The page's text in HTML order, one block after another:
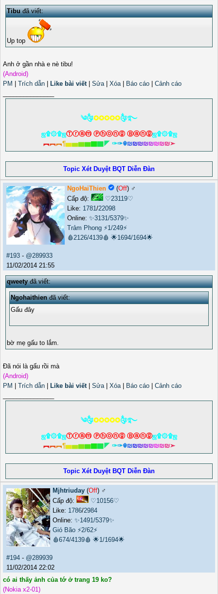
Tibuđã viết:
Up top
Anh ở gần nhà e nè tibu!
(Android)
PM
Trích dẫn Like bài viết| Sửa| Xóa| Báo cáo
Cảnh cáo
༄༂✪✪✪✪✪༂࿐
ஜ۩۞۩ஜⓉⓡⓐⓜ Ⓟⓗⓞⓝⓖ Ⓑⓐⓝⓖஜ۩۞۩ஜ
︻︻︻¶▅▅▆▆▇▇◤ ✑✑☬₪₪₪₪₪₪₪₪➣
Topic Xét Duyệt BQT Diễn Đàn
NgoHaiThien (Off) ♂️
Cấp độ:
♡23119♡
Like: 1781/22098
Online: ✨3131/5379✨
Trảm Phong ⚡1/249⚡
🩸2126/4139🩸 🌟1694/1694🌟
#193 - @289933
11/02/2014 21:55
qweetyđã viết:
Ngohaithienđã viết:
Gấu đây
bờ mẹ gấu to lắm.
Đã nói là gấu rồi mà
(Android)
PM
Trích dẫn Like bài viết| Sửa| Xóa| Báo cáo
Cảnh cáo
༄༂✪✪✪✪✪༂࿐
ஜ۩۞۩ஜⓉⓡⓐⓜ Ⓟⓗⓞⓝⓖ Ⓑⓐⓝⓖஜ۩۞۩ஜ
︻︻︻¶▅▅▆▆▇▇◤ ✑✑☬₪₪₪₪₪₪₪₪➣
Topic Xét Duyệt BQT Diễn Đàn
Mjhtriuday (Off) ♂️
Cấp độ:
♡10156♡
Like: 1786/2984
Online: ✨1491/5379✨
Gió Bão ⚡2/62⚡
🩸674/4139🩸 🌟1/1694🌟
#194 - @289939
11/02/2014 22:02
có ai thấy ảnh của tớ ở trang 19 ko?
(Nokia x2-01)